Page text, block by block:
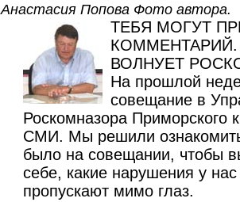
Анастасия Попова Фото автора.
ТЕБЯ МОГУТ
КОММЕНТАРИЙ.
ВОЛНУЕТ
На прошлой
совещание в
Роскомназора Приморского
СМИ. Мы решили
было на совещании, чтобы
себе, какие нарушения у
пропускают мимо глаз.